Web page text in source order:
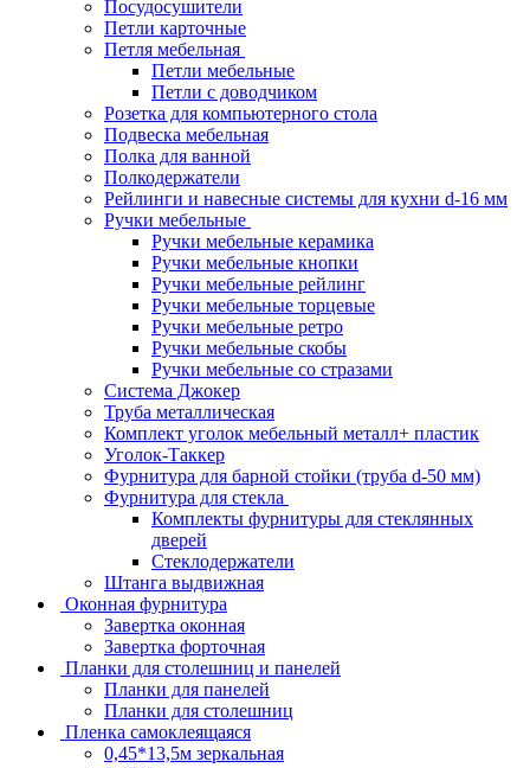
Посудосушители
Петли карточные
Петля мебельная
Петли мебельные
Петли с доводчиком
Розетка для компьютерного стола
Подвеска мебельная
Полка для ванной
Полкодержатели
Рейлинги и навесные системы для кухни d-16 мм
Ручки мебельные
Ручки мебельные керамика
Ручки мебельные кнопки
Ручки мебельные рейлинг
Ручки мебельные торцевые
Ручки мебельные ретро
Ручки мебельные скобы
Ручки мебельные со стразами
Система Джокер
Труба металлическая
Комплект уголок мебельный металл+ пластик
Уголок-Таккер
Фурнитура для барной стойки (труба d-50 мм)
Фурнитура для стекла
Комплекты фурнитуры для стеклянных
дверей
Стеклодержатели
Штанга выдвижная
Оконная фурнитура
Завертка оконная
Завертка форточная
Планки для столешниц и панелей
Планки для панелей
Планки для столешниц
Пленка самоклеящаяся
0,45*13,5м зеркальная